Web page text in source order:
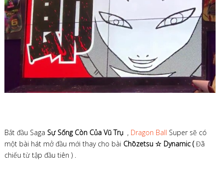
Bắt đầu Saga Sự Sống Còn Của Vũ Trụ, Dragon Ball Super sẽ có
một bài hát mở đầu mới thay cho bài Chōzetsu ☆ Dynamic (Đã
chiếu từ tập đầu tiên ) .